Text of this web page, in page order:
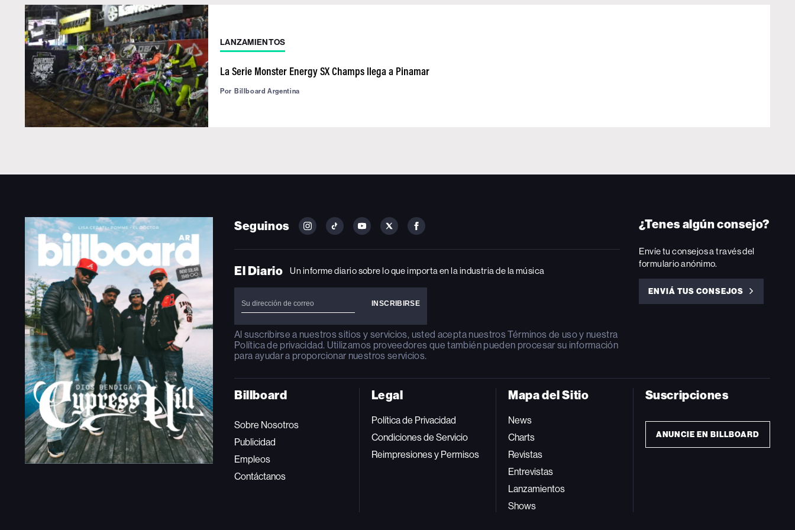
LANZAMIENTOS
La Serie Monster Energy SX Champs llega a Pinamar
Por Billboard Argentina
Seguinos
FOLLOW
ON
FOLLOW
ON
FOLLOW
ON
FOLLOW
ON
FOLLOW
ON
El Diario Un informe diario sobre lo que importa en la industria de la música
Al suscribirse a nuestros sitios y servicios, usted acepta nuestrosTérminos de usoy nuestra
Política de privacidad. Utilizamos proveedores que también pueden procesar su información
para ayudar a proporcionar nuestros servicios.
¿Tenes algún consejo?
Envíe tu consejos a través del
formulario anónimo.
ENVIÁ TUS CONSEJOS
ENVIÁ
Billboard
Sobre Nosotros
Publicidad
Empleos
Contáctanos
Legal
Política de Privacidad
Condiciones de Servicio
Reimpresiones y Permisos
Mapa del Sitio
News
Charts
Revistas
Entrevistas
Lanzamientos
Shows
Suscripciones
ANUNCIE EN BILLBOARD